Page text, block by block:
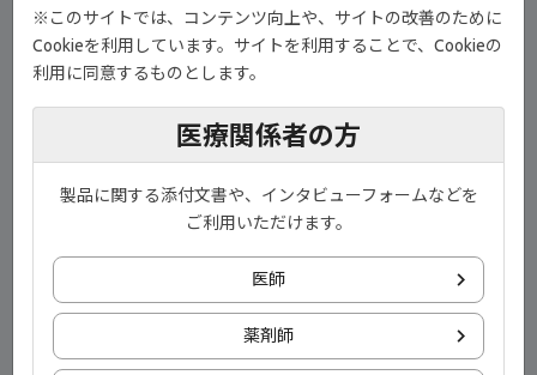
慶友整形外科病院
※このサイトでは、コンテンツ向上や、サイトの改善のために
Cookieを利用しています。サイトを利用することで、Cookieの
利用に同意するものとします。
医療関係者の方
製品に関する添付文書や、インタビューフォームなどを
ご利用いただけます。
医師
薬剤師